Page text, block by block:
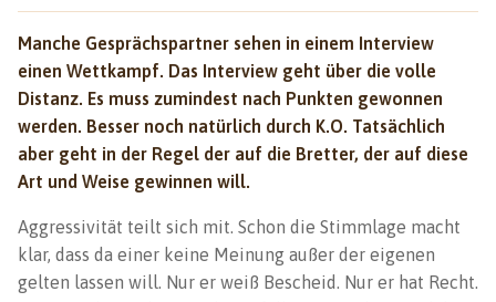
Manche Gesprächspartner sehen in einem Interview
einen Wettkampf. Das Interview geht über die volle
Distanz. Es muss zumindest nach Punkten gewonnen
werden. Besser noch natürlich durch K.O. Tatsächlich
aber geht in der Regel der auf die Bretter, der auf diese
Art und Weise gewinnen will.
Aggressivität teilt sich mit. Schon die Stimmlage macht
klar, dass da einer keine Meinung außer der eigenen
gelten lassen will. Nur er weiß Bescheid. Nur er hat Recht.